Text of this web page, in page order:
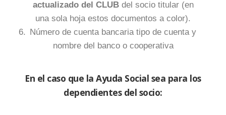
actualizado del CLUBdel socio titular (en
una sola hoja estos documentos a color).
Número de cuenta bancaria tipo de cuenta y
nombre del banco o cooperativa
En el caso que la Ayuda Social sea para los
dependientes del socio: